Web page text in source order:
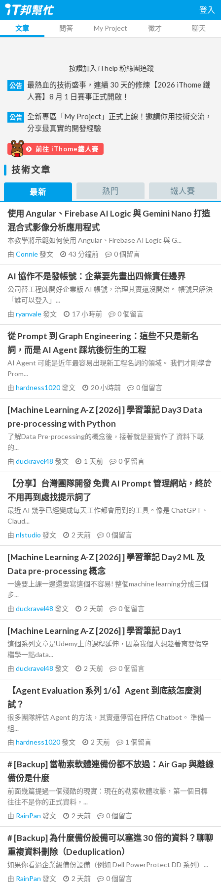
登入
文章 問答 My Project 徵才 聊天
按讚加入 iThelp 粉絲團追蹤
公告
最熱血的技術盛事，連續 30 天的修煉【2026 iThome 鐵
人賽】8 月 1 日賽事正式開啟！
公告
全新專區「My Project」正式上線！邀請你用技術交流，
分享最真實的開發經驗
前往 iThome鐵人賽
技術文章
最新 熱門 鐵人賽
使用 Angular、Firebase AI Logic 與 Gemini Nano 打造
混合式影像分析應用程式
本教學將示範如何使用 Angular、Firebase AI Logic 與 G...
由 Connie發文 43 分鐘前 0個留言
AI 協作不是發帳號：企業要先畫出四條責任邊界
公司替工程師開好企業版 AI 帳號，治理其實還沒開始。 帳號只解決
「誰可以登入」...
由 ryanvale發文 17 小時前 0個留言
從 Prompt 到 Graph Engineering：這些不只是新名
詞，而是 AI Agent 踩坑後衍生的工程
AI Agent 可能是近年最容易出現新工程名詞的領域。 我們才剛學會
Prom...
由 hardness1020發文 20 小時前 0個留言
[Machine Learning A-Z [2026] ] 學習筆記 Day3 Data
pre-processing with Python
了解Data Pre-processing的概念後，接著就是要實作了 資料下載
的...
由 duckravel48 發文 1 天前 0個留言
【分享】台灣團隊開發 免費 AI Prompt 管理網站，終於
不用再到處找提示詞了
最近 AI 幾乎已經變成每天工作都會用到的工具。像是 ChatGPT、
Claud...
由 nlstudio 發文 2 天前 0個留言
[Machine Learning A-Z [2026] ] 學習筆記 Day2 ML 及
Data pre-processing 概念
一邊要上課一邊還要寫這個不容易! 整個machine learning分成三個
步...
由 duckravel48 發文 2 天前 0個留言
[Machine Learning A-Z [2026] ] 學習筆記 Day1
這個系列文章是Udemy上的課程延伸，因為我個人想趁著育嬰假空
檔學一點data...
由 duckravel48 發文 2 天前 0個留言
【Agent Evaluation 系列 1/6】Agent 到底該怎麼測
試？
很多團隊評估 Agent 的方法，其實還停留在評估 Chatbot。 準備一
組...
由 hardness1020發文 2 天前 1 個留言
# [Backup] 當勒索軟體連備份都不放過：Air Gap 與離線
備份是什麼
前面幾篇提過一個殘酷的現實：現在的勒索軟體攻擊，第一個目標
往往不是你的正式資料，...
由 RainPan 發文 2 天前 0個留言
# [Backup] 為什麼備份設備可以塞進 30 倍的資料？聊聊
重複資料刪除（Deduplication）
如果你看過企業級備份設備（例如 Dell PowerProtect DD 系列）...
由 RainPan 發文 2 天前 0個留言